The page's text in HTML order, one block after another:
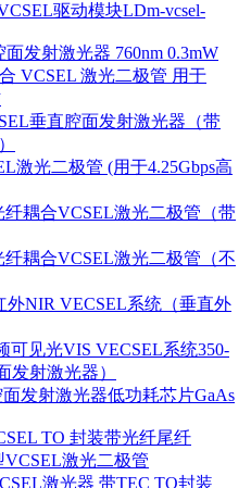
驱动模块LDm-vcsel-
发射激光器 760nm 0.3mW
VCSEL 激光二极管 用于
垂直腔面发射激光器（带
激光二极管 (用于4.25Gbps高
纤耦合VCSEL激光二极管（带
纤耦合VCSEL激光二极管（不
外NIR VECSEL系统（垂直外
可见光VIS VECSEL系统350-
发射激光器）
发射激光器低功耗芯片GaAs
TO 封装带光纤尾纤
VCSEL激光二极管
激光器 带TEC TO封装